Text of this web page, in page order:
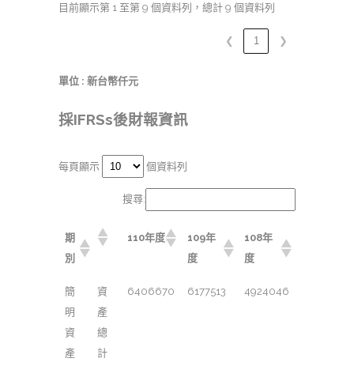
目前顯示第 1 至第 9 個資料列，總計 9 個資料列
❮ 1 ❯
單位 : 新台幣仟元
採IFRSs後財報資訊
每頁顯示 個資料列
搜尋:
期
別
110年度
109年
度
108年
度
簡
明
資
產
資
產
總
計
6406670 6177513 4924046